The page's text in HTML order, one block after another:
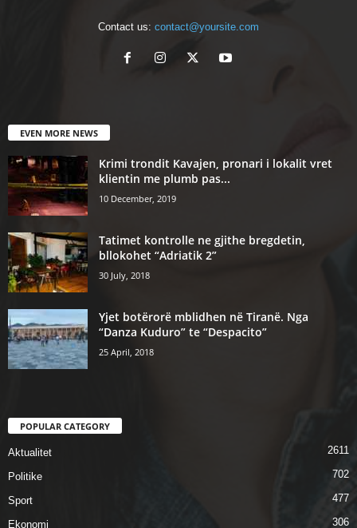
Contact us: contact@yoursite.com
EVEN MORE NEWS
Krimi trondit Kavajen, pronari i lokalit vret
klientin me plumb pas...
10 December, 2019
Tatimet kontrolle ne gjithe bregdetin,
bllokohet “Adriatik 2”
30 July, 2018
Yjet botërorë mblidhen në Tiranë. Nga
“Danza Kuduro” te “Despacito”
25 April, 2018
POPULAR CATEGORY
Aktualitet 2611
Politike 702
Sport 477
Ekonomi 306